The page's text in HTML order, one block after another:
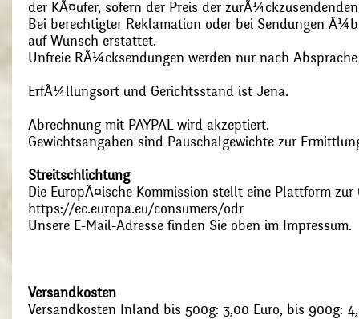
der KÃ¤ufer, sofern der Preis der
Bei berechtigter Reklamation oder bei Sendungen
auf Wunsch erstattet.
Unfreie RÃ¼cksendungen werden nur nach
ErfÃ¼llungsort und Gerichtsstand ist Jena.
Abrechnung mit PAYPAL wird akzeptiert.
Gewichtsangaben sind Pauschalgewichte zur
Streitschlichtung
Die EuropÃ¤ische Kommission stellt eine Plattform
https://ec.europa.eu/consumers/odr
Unsere E-Mail-Adresse finden Sie oben im Impressum.
Versandkosten
Versandkosten Inland bis 500g: 3,00 Euro, bis 900g: